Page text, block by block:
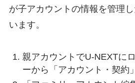
が子アカウントの情報を管理
います。
親アカウントでU-NEXTに
ーから「アカウント・契約